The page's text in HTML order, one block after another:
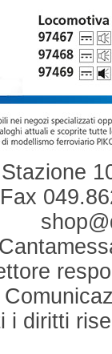
i diritti